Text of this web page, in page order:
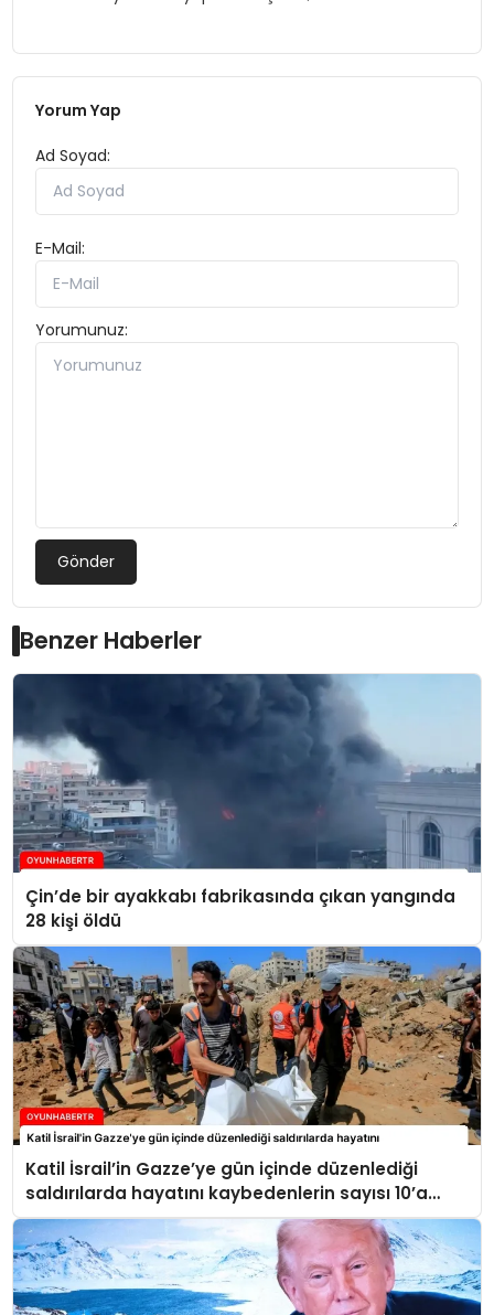
Yorum Yap
Ad Soyad:
E-Mail:
Yorumunuz:
Gönder
Benzer Haberler
Çin’de bir ayakkabı fabrikasında çıkan yangında
28 kişi öldü
Katil İsrail’in Gazze’ye gün içinde düzenlediği
saldırılarda hayatını kaybedenlerin sayısı 10’a
yükseldi